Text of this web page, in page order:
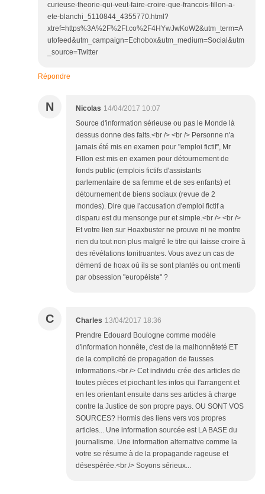
curieuse-theorie-qui-veut-faire-croire-que-francois-fillon-a-
ete-blanchi_5110844_4355770.html?
xtref=https%3A%2F%2Ft.co%2F4HYwJwKoW2&utm_term=A
utofeed&utm_campaign=Echobox&utm_medium=Social&utm
_source=Twitter
Répondre
N Nicolas 14/04/2017 10:07
Source d'information sérieuse ou pas le Monde là
dessus donne des faits.<br /> <br /> Personne n'a
jamais été mis en examen pour "emploi fictif", Mr
Fillon est mis en examen pour détournement de
fonds public (emplois fictifs d'assistants
parlementaire de sa femme et de ses enfants) et
détournement de biens sociaux (revue de 2
mondes). Dire que l'accusation d'emploi fictif a
disparu est du mensonge pur et simple.<br /> <br />
Et votre lien sur Hoaxbuster ne prouve ni ne montre
rien du tout non plus malgré le titre qui laisse croire à
des révélations tonitruantes. Vous avez un cas de
démenti de hoax où ils se sont plantés ou ont menti
par obsession "européiste" ?
C Charles 13/04/2017 18:36
Prendre Edouard Boulogne comme modèle
d'information honnête, c'est de la malhonnêteté ET
de la complicité de propagation de fausses
informations.<br /> Cet individu crée des articles de
toutes pièces et piochant les infos qui l'arrangent et
en les orientant ensuite dans ses articles à charge
contre la Justice de son propre pays. OU SONT VOS
SOURCES? Hormis des liens vers vos propres
articles... Une information sourcée est LA BASE du
journalisme. Une information alternative comme la
votre se résume à de la propagande rageuse et
désespérée.<br /> Soyons sérieux...